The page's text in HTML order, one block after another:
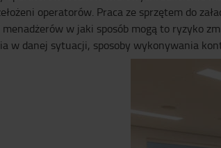
operatorów. Praca ze sprzętem do
menadżerów w jaki sposób mogą to ryzyko
w danej sytuacji, sposoby wykonywania